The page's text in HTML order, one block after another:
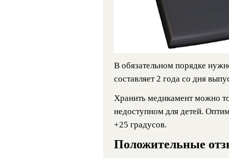
В обязательном порядке
составляет 2 года со дня
Хранить медикамент можно
недоступном для детей.
+25 градусов.
Положительные